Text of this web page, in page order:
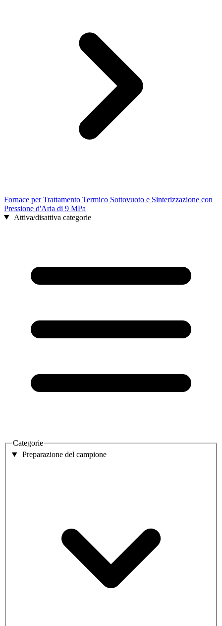
Fornace per Trattamento Termico Sottovuoto e Sinterizzazione con
Pressione d'Aria di 9 MPa
Attiva/disattiva categorie
Categorie
Preparazione del campione